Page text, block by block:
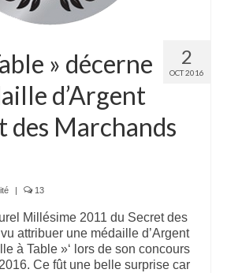
2
OCT 2016
» décerne
d’Argent
des Marchands
13
Millésime 2011 du Secret des
attribuer une médaille d’Argent
à Table »‘ lors de son concours
Ce fût une belle surprise car